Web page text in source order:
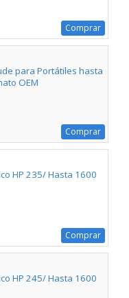
Comprar
para Portátiles hasta
OEM
Comprar
HP 235/ Hasta 1600
Comprar
HP 245/ Hasta 1600